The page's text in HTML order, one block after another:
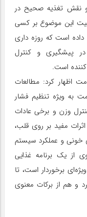
و نقش تغذیه صحیح در
این موضوع بر کسی
است که روزه‌ داری
پیشگیری و کنترل
است.
اظهار کرد: مطالعات
به ویژه تنظیم فشار
وزن و برخی عادات
مفید بر روی قلب،
خونی و عملکرد سیستم
از یک برنامه‌ غذایی
برخوردار است، تا
و هم از برکات معنوی